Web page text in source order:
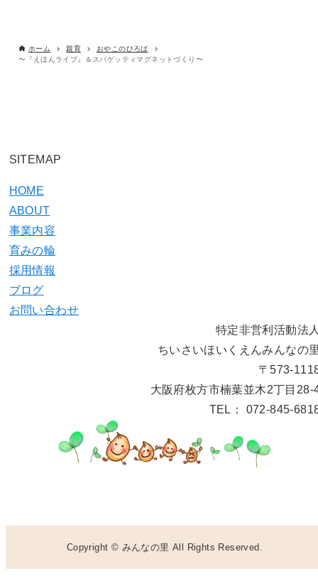
ホーム 親育
おやこのひろば
〜『えほんライブ』＆スパゲッティマグネットづくり〜
SITEMAP
HOME
ABOUT
事業内容
育みの輪
採用情報
ブログ
お問い合わせ
特定非営利活動法
ちいさいほいくえんみんなの
〒573-
大阪府枚方市楠葉並木2丁目28-
TEL： 072-845-
Copyright © みんなの里 All Rights Reserved.